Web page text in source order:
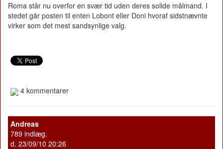
Roma står nu overfor en svær tid uden deres solide målmand. I
stedet går posten til enten Lobont eller Doni hvoraf sidstnævnte
virker som det mest sandsynlige valg.
4 kommentarer
Andreas
789 indlæg.
d. 23/09/10 20:26